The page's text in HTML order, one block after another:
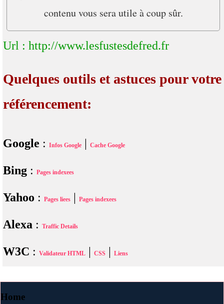
contenu vous sera utile à coup sûr.
Url : http://www.lesfustesdefred.fr
Quelques outils et astuces pour votre
référencement:
Google : Infos Google | Cache Google
Bing : Pages indexees
Yahoo : Pages liees | Pages indexees
Alexa : Traffic Details
W3C : Validateur HTML | CSS | Liens
Home